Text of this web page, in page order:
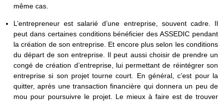
même cas.
L’entrepreneur est salarié d’une entreprise, souvent cadre. Il
peut dans certaines conditions bénéficier des ASSEDIC pendant
la création de son entreprise. Et encore plus selon les conditions
du départ de son entreprise. Il peut aussi choisir de prendre un
congé de création d’entreprise, lui permettant de réintégrer son
entreprise si son projet tourne court. En général, c’est pour la
quitter, après une transaction financière qui donnera un peu de
mou pour poursuivre le projet. Le mieux à faire est de trouver